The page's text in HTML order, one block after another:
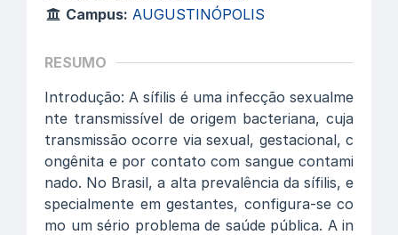
Campus: AUGUSTINÓPOLIS
RESUMO
Introdução: A sífilis é uma infecção sexualme
nte transmissível de origem bacteriana, cuja
transmissão ocorre via sexual, gestacional, c
ongênita e por contato com sangue contami
nado. No Brasil, a alta prevalência da sífilis, e
specialmente em gestantes, configura-se co
mo um sério problema de saúde pública. A in